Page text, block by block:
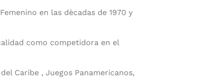
en las dècadas de 1970 y
como competidora en el
Caribe , Juegos Panamericanos,